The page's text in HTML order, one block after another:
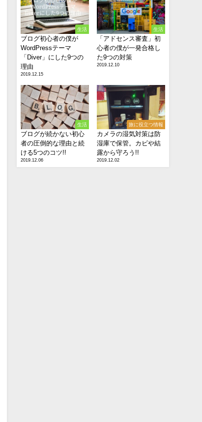
生活
ブログ初心者の僕が
WordPressテーマ
「Diver」にした9つの
理由
2019.12.15
生活
「アドセンス審査」初
心者の僕が一発合格し
た9つの対策
2019.12.10
生活
ブログが続かない初心
者の圧倒的な理由と続
ける5つのコツ!!
2019.12.06
旅に役立つ情報
カメラの湿気対策は防
湿庫で保管。カビや結
露から守ろう!!
2019.12.02